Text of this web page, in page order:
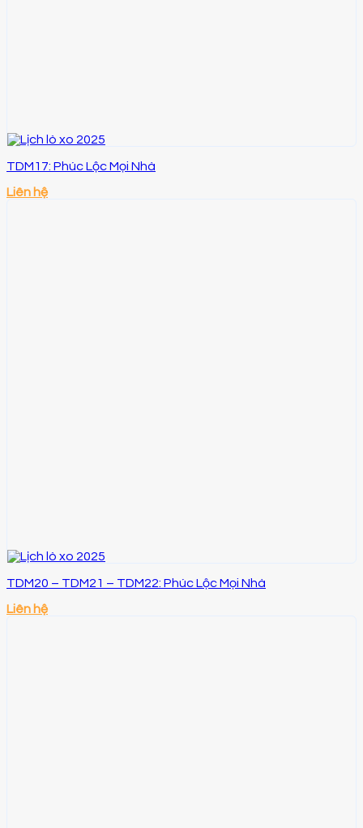
TDM17: Phúc Lộc Mọi Nhà
Liên hệ
TDM20 – TDM21 – TDM22: Phúc Lộc Mọi Nhà
Liên hệ